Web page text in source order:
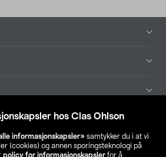
hos Clas Ohlson
informasjonskapsler» samtykker du i at vi
(cookies) og annen sporingsteknologi på
policy for informasjonskapsler for å